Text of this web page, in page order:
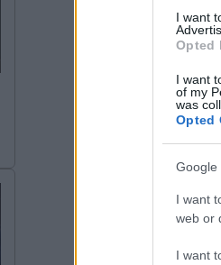
I want
Opted
I want
of my
was
Opted
Google
I want
web or
I want